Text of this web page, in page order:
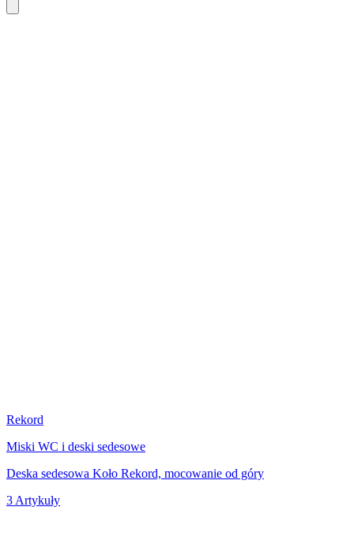
Rekord
Miski WC i deski sedesowe
Deska sedesowa Koło Rekord, mocowanie od góry
3 Artykuły